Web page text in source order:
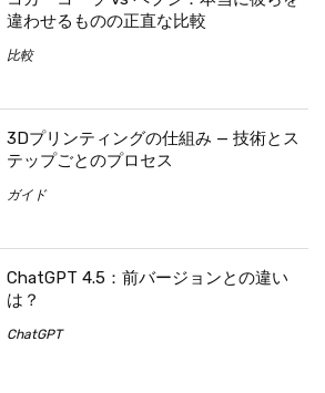
違わせるものの正直な比較
比較
3Dプリンティングの仕組み — 技術とス
テップごとのプロセス
ガイド
ChatGPT 4.5：前バージョンとの違い
は？
ChatGPT